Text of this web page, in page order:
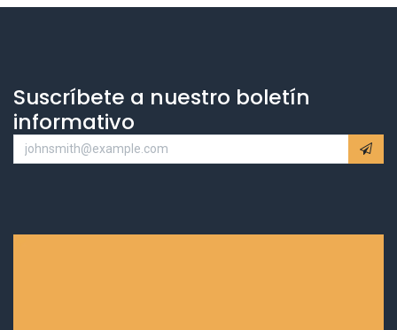
Suscríbete a nuestro boletín
informativo